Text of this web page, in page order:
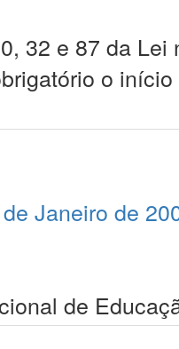
32 e 87 da
o
Janeiro de
de